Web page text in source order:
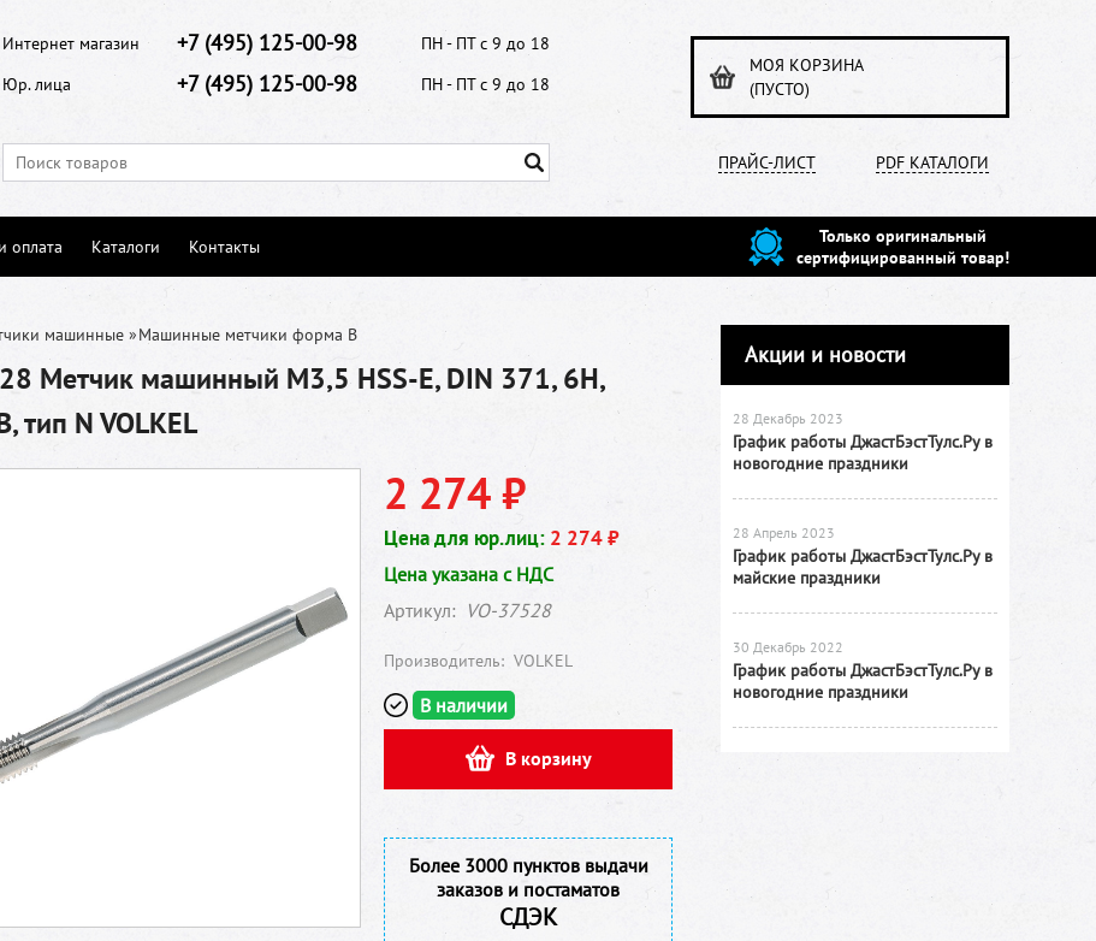
Интернет магазин +7 (495) 125-00-98
ПН - ПТ с 9 до 18
Юр. лица
+7 (495) 125-00-98 ПН - ПТ с 9 до 18
МОЯ КОРЗИНА
(ПУСТО)
ПРАЙС-ЛИСТ PDF КАТАЛОГИ
оплата Каталоги Контакты
Только оригинальный
сертифицированный товар!
машинные »Машинные метчики форма В
Метчик машинный M3,5 HSS-E, DIN 371, 6H,
тип N VOLKEL
2 274 ₽
Цена для юр.лиц: 2 274 ₽
Цена указана с НДС
Артикул: VO-37528
Производитель: VOLKEL
В наличии
В корзину
Более 3000 пунктов выдачи
заказов и постаматов
СДЭК
Акции и новости
28 Декабрь 2023
График работы ДжастБэстТулс.Ру в
новогодние праздники
28 Апрель 2023
График работы ДжастБэстТулс.Ру в
майские праздники
30 Декабрь 2022
График работы ДжастБэстТулс.Ру в
новогодние праздники